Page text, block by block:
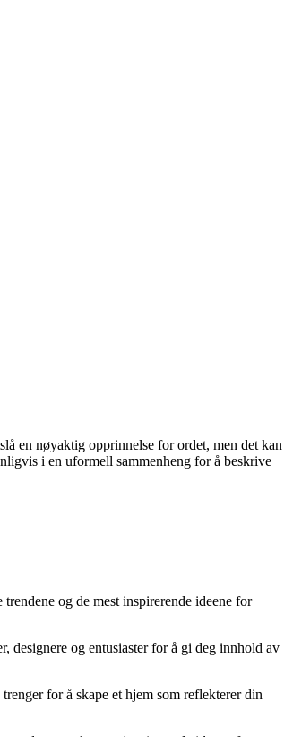
en nøyaktig opprinnelse for ordet, men det kan
i en uformell sammenheng for å beskrive
og de mest inspirerende ideene for
designere og entusiaster for å gi deg innhold av
for å skape et hjem som reflekterer din